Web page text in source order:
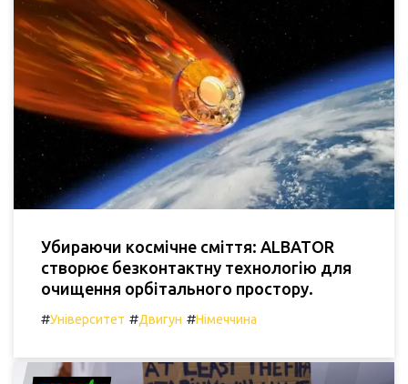
Убираючи космічне сміття: ALBATOR
створює безконтактну технологію для
очищення орбітального простору.
#Університет #Двигун #Німеччина